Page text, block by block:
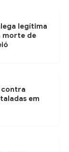
legítima
morte de
contra
em